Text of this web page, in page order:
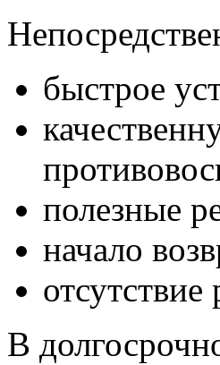
быстрое
полезные
начало
В